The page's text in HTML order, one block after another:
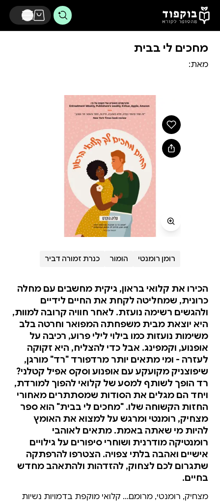
דלג לתוכן הראשי
מחכים לי בבית
מאת:
רומן רומנטי הומור כנרת זמורה דביר
הכירו את קלואי בראון, גיקית מחשבים עם מחלה
כרונית, שמחליטה לקחת את החיים לידיים
ולהגשים רשימה נועזת. לאחר חוויה קרובה למוות,
היא יוצאת מבית משפחתה המפואר וחרטה בלב
משימות נועזות כמו בילוי לילי פרוע, רכיבה על
אופנוע, וקמפינג. אבל כדי להצליח, היא זקוקה
לעזרה - ומי מתאים יותר מרדפורד "רד" מורגן,
שיפוצניק מקועקע עם אופנוע וסקס אפיל קטלני?
רד הופך לשותף למסע של קלואי להפוך למורדת,
ויחד הם מגלים את הסודות שמסתתרים מאחורי
החזות הקשוחה שלו. "מחכים לי בבית" הוא ספר
מצחיק, רומנטי ומרגש על למצוא את האומץ
להיות מי שאתה באמת. מתאים לאוהבי
רומנטיקה מודרנית ושוחרי סיפורים על גילויים
אישיים ואהבה בלתי צפויה. הצטרפו להרפתקה
שתגרום לכם לצחוק, להזדהות ולהתאהב מחדש
בחיים.
מצחיק, רומנטי, מרומם... קלואי מוקפת בדמויות נשיות